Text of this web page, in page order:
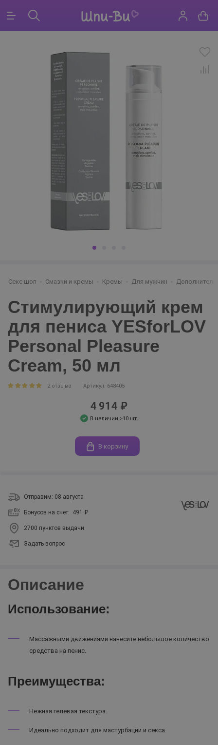
Секс шоп Смазки и кремы Кремы Для мужчин
Стимулирующий крем
для пениса YESforLOV
Personal Pleasure
Cream, 50 мл
2 отзыва Артикул: 648405
4 914 ₽
В наличии >10 шт.
В корзину
Отправим: 08 августа
Бонусов на счет: 491 ₽
2700 пунктов выдачи
Задать вопрос
Описание
Использование:
Массажными движениями нанесите небольшое количество
средства на пенис.
Преимущества:
Нежная гелевая текстура.
Идеально подходит для мастурбации и секса.